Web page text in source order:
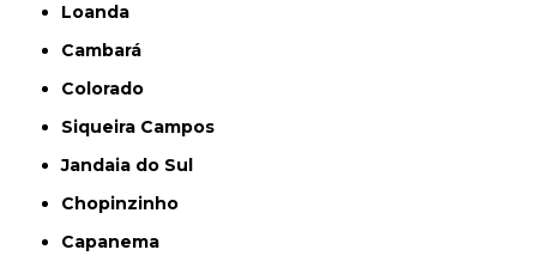
Loanda
Cambará
Colorado
Siqueira Campos
Jandaia do Sul
Chopinzinho
Capanema